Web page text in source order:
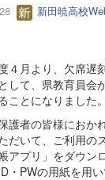
新田暁高校
４月より、欠席遅
して、県教育員会
とになりました。
護者の皆様におか
だいて、ご利用の
アプリ」をダウン
・PWの用紙を用